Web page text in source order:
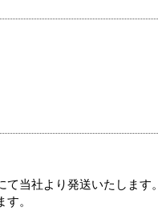
当社より発送いたします。
。